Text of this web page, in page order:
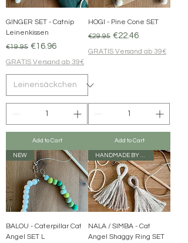
GINGER SET - Catnip
Leinenkissen
Regular Price
€19.95 Sale Price
€16.96
GRATIS Versand ab 39€
Add to Cart
HOGI - Pine Cone SET
Regular Price
€29.95 Sale Price
€22.46
GRATIS Versand ab 39€
Add to Cart
NEW
BALOU - Caterpillar Cat
Angel SET L
HANDMADE BY KARINA
NALA / SIMBA - Cat
Angel Shaggy Ring SET